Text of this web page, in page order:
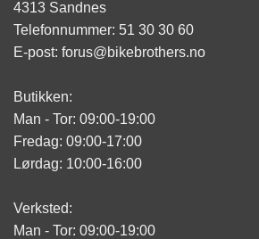
4313 Sandnes
Telefonnummer: 51 30 30 60
E-post: forus@bikebrothers.no
Butikken:
Man - Tor: 09:00-19:00
Fredag: 09:00-17:00
Lørdag: 10:00-16:00
Verksted:
Man - Tor: 09:00-19:00